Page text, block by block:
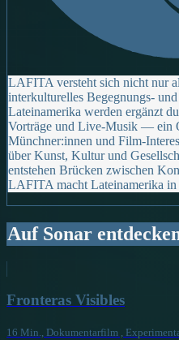
LAFITA versteht sich nicht nur
interkulturelles Begegnungs-
Lateinamerika werden ergänzt
Vorträge und Live-Musik — ein
Münchner:innen und Film-
über Kunst, Kultur und
entstehen Brücken zwischen
LAFITA macht Lateinamerika
Auf Sonar
Fronteras Visibles
16 Min., Dokumentarfilm ,